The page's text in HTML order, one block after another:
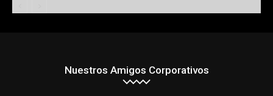
Nuestros Amigos Corporativos